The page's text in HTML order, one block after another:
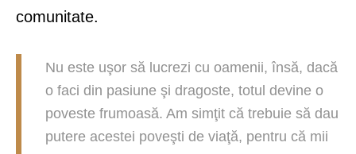
comunitate.
Nu este uşor să lucrezi cu oamenii, însă, dacă
o faci din pasiune şi dragoste, totul devine o
poveste frumoasă. Am simţit că trebuie să dau
putere acestei poveşti de viaţă, pentru că mii